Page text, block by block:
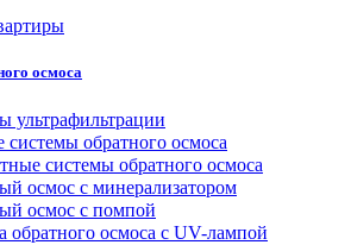
осмоса
ультрафильтрации
системы обратного осмоса
системы обратного осмоса
осмос с минерализатором
осмос с помпой
обратного осмоса с UV-лампой